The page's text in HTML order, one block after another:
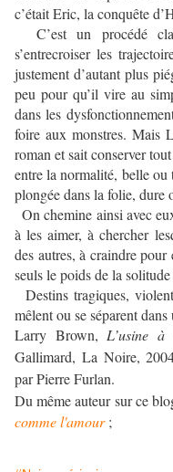
c’était Eric, la conquête
C’est un procédé
s’entrecroiser les
justement d’autant plus
peu pour qu’il vire au
dans les
foire aux monstres. Mais
roman et sait conserver
entre la normalité, belle ou
plongée dans la folie, dure
On chemine ainsi avec
à les aimer, à chercher
des autres, à craindre pour
seuls le poids de la
Destins tragiques,
mêlent ou se séparent
Larry Brown, L’usine à
Gallimard, La Noire,
par Pierre Furlan.
Du même auteur sur ce
comme l'amour;